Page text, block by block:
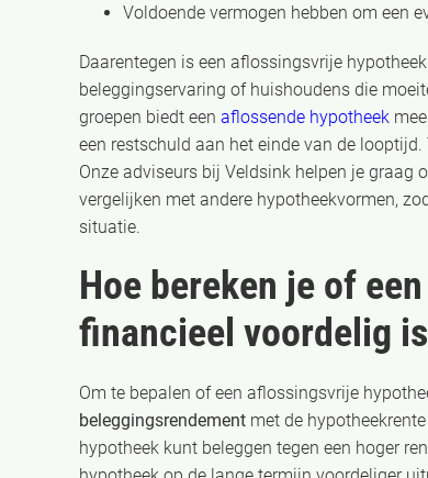
Voldoende vermogen hebben om een
Daarentegen is een aflossingsvrije
beleggingservaring of huishoudens die
groepen biedt een aflossende hypotheek
een restschuld aan het einde van de
Onze adviseurs bij Veldsink helpen je graag
vergelijken met andere hypotheekvormen,
situatie.
Hoe bereken je of
financieel voordelig
Om te bepalen of een aflossingsvrije
beleggingsrendement met de
hypotheek kunt beleggen tegen een hoger